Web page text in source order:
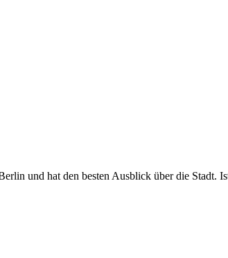
und hat den besten Ausblick über die Stadt.